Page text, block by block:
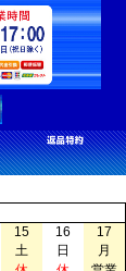
15 16
17
土 日
月